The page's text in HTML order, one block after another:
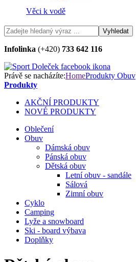
Věci k vodě
Infolinka (+420) 733 642 116
Právě se nacházíte:HomeProdukty Obuv
Produkty
AKČNÍ PRODUKTY
NOVÉ PRODUKTY
Oblečení
Obuv
Dámská obuv
Pánská obuv
Dětská obuv
Letní obuv - sandále
Sálová
Zimní obuv
Cyklo
Camping
Lyže a snowboard
Ski - board výbava
Doplňky